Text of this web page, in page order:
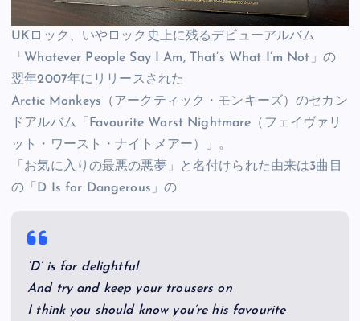
UKロック、いやロック史上に残るデビューアルバム
「Whatever People Say I Am, That’s What I’m Not」の
翌年2007年にリリースされた
Arctic Monkeys（アークティック・モンキーズ）のセカン
ドアルバム「Favourite Worst Nightmare（フェイヴァリ
ット・ワースト・ナイトメアー）」。
「お気に入りの最悪の悪夢」と名付けられた由来は3曲目
の「D Is for Dangerous」の
‘D’ is for delightful
And try and keep your trousers on
I think you should know you’re his favourite